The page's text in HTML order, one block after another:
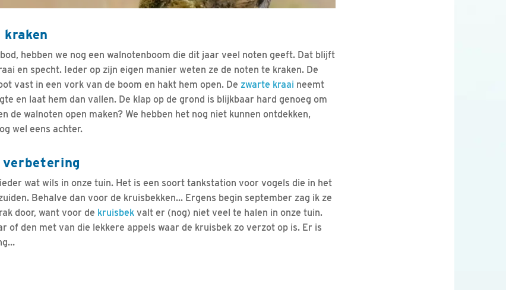
hebben we nog een walnotenboom die dit jaar veel noten geeft. Dat blijft
en specht. Ieder op zijn eigen manier weten ze de noten te kraken. De
vast in een vork van de boom en hakt hem open. De zwarte kraai neemt
en laat hem dan vallen. De klap op de grond is blijkbaar hard genoeg om
de walnoten open maken? We hebben het nog niet kunnen ontdekken,
wel eens achter.
wat wils in onze tuin. Het is een soort tankstation voor vogels die in het
Behalve dan voor de kruisbekken... Ergens begin september zag ik ze
door, want voor de kruisbek valt er (nog) niet veel te halen in onze tuin.
of den met van die lekkere appels waar de kruisbek zo verzot op is. Er is